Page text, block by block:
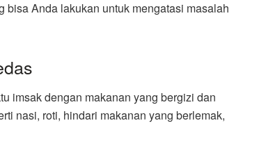
bisa Anda lakukan untuk mengatasi masalah
imsak dengan makanan yang bergizi dan
nasi, roti, hindari makanan yang berlemak,